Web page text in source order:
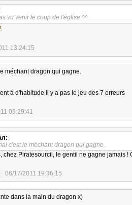
vu venir le coup de l'église ^^
13:24:15
méchant dragon qui gagne.
à d'habitude il y a pas le jeu des 7 erreurs
09:29:41
c'est le méchant dragon qui gagne.
chez Piratesourcil, le gentil ne gagne jamais !
06/17/2011 19:36:15
dans la main du dragon x)